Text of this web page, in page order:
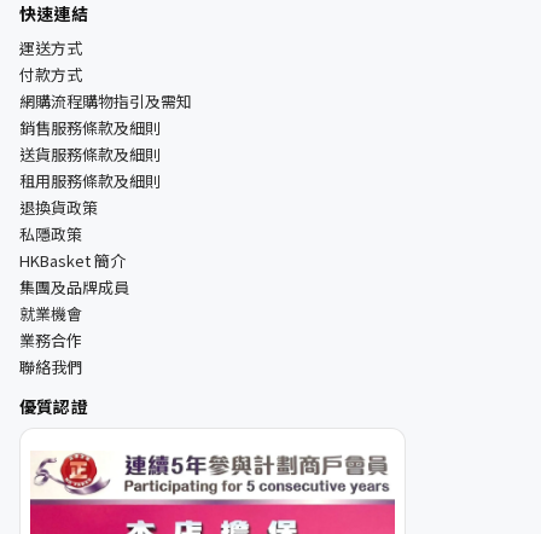
快速連結
運送方式
付款方式
網購流程購物指引及需知
銷售服務條款及細則
送貨服務條款及細則
租用服務條款及細則
退換貨政策
私隱政策
HKBasket 簡介
集團及品牌成員
就業機會
業務合作
聯絡我們
優質認證